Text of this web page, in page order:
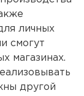
личных
смогут
магазинах.
другой